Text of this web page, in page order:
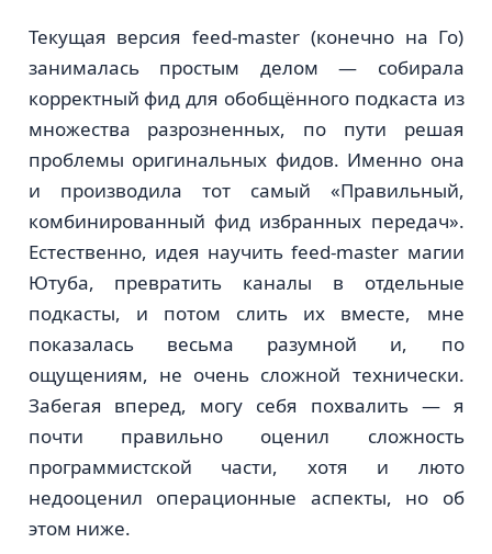
Текущая версия feed-master (конечно на Го)
занималась простым делом — собирала
корректный фид для обобщённого подкаста из
множества разрозненных, по пути решая
проблемы оригинальных фидов. Именно она
и производила тот самый «Правильный,
комбинированный фид избранных передач».
Естественно, идея научить feed-master магии
Ютуба, превратить каналы в отдельные
подкасты, и потом слить их вместе, мне
показалась весьма разумной и, по
ощущениям, не очень сложной технически.
Забегая вперед, могу себя похвалить — я
почти правильно оценил сложность
программистской части, хотя и люто
недооценил операционные аспекты, но об
этом ниже.